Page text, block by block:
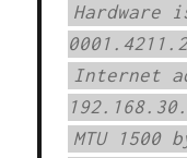
Hardware
Internet
MTU 1500